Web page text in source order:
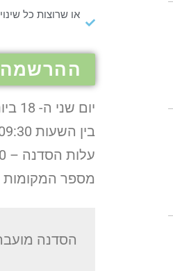
או שרוצות כל
ההרשמה
יום שני ה- 18 ביוני
בין השעות 09:30 – 12:30
עלות הסדנה – 240 ש"ח
מספר המקומות
הסדנה